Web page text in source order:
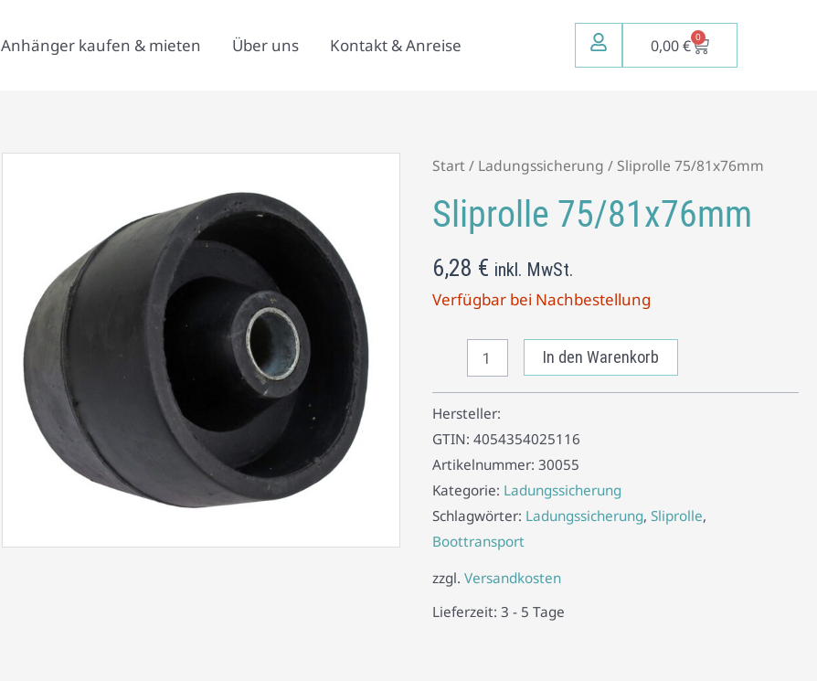
Anhänger kaufen & mieten Über uns Kontakt & Anreise 0,00€ 0
Warenkorb
Start/ Ladungssicherung / Sliprolle 75/81x76mm
Sliprolle 75/81x76mm
6,28 € inkl. MwSt.
Verfügbar bei Nachbestellung
Sliprolle
Menge
In den Warenkorb
Hersteller:
GTIN: 4054354025116
Artikelnummer: 30055
Kategorie: Ladungssicherung
Schlagwörter: Ladungssicherung, Sliprolle,
Boottransport
zzgl. Versandkosten
Lieferzeit: 3 - 5 Tage